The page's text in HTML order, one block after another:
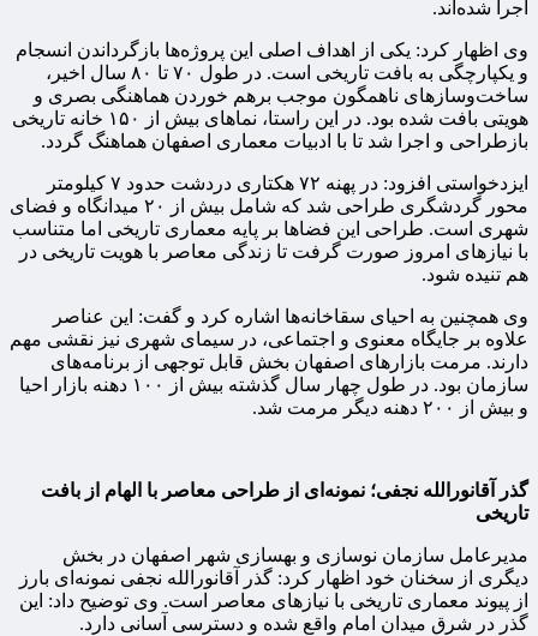
اجرا شده‌اند.
وی اظهار کرد: یکی از اهداف اصلی این پروژه‌ها بازگرداندن انسجام
و یکپارچگی به بافت تاریخی است. در طول ۷۰ تا ۸۰ سال اخیر،
ساخت‌وسازهای ناهمگون موجب برهم خوردن هماهنگی بصری و
هویتی بافت شده بود. در این راستا، نماهای بیش از ۱۵۰ خانه تاریخی
بازطراحی و اجرا شد تا با ادبیات معماری اصفهان هماهنگ گردد.
ایزدخواستی افزود: در پهنه ۷۲ هکتاری دردشت حدود ۷ کیلومتر
محور گردشگری طراحی شد که شامل بیش از ۲۰ میدانگاه و فضای
شهری است. طراحی این فضاها بر پایه معماری تاریخی اما متناسب
با نیازهای امروز صورت گرفت تا زندگی معاصر با هویت تاریخی در
هم تنیده شود.
وی همچنین به احیای سقاخانه‌ها اشاره کرد و گفت: این عناصر
علاوه بر جایگاه معنوی و اجتماعی، در سیمای شهری نیز نقشی مهم
دارند. مرمت بازارهای اصفهان بخش قابل توجهی از برنامه‌های
سازمان بود. در طول چهار سال گذشته بیش از ۱۰۰ دهنه بازار احیا
و بیش از ۲۰۰ دهنه دیگر مرمت شد.
گذر آقانورالله نجفی؛ نمونه‌ای از طراحی معاصر با الهام از بافت
تاریخی
مدیرعامل سازمان نوسازی و بهسازی شهر اصفهان در بخش
دیگری از سخنان خود اظهار کرد: گذر آقانورالله نجفی نمونه‌ای بارز
از پیوند معماری تاریخی با نیازهای معاصر است. وی توضیح داد: این
گذر در شرق میدان امام واقع شده و دسترسی آسانی دارد.